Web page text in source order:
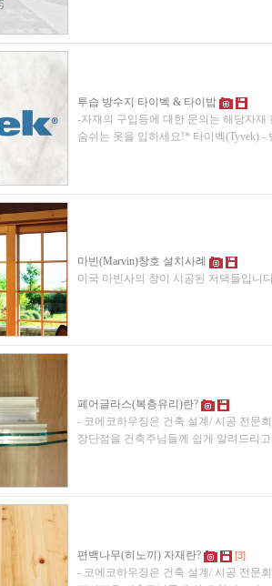
투습 방수지 타이벡 & 타이밥
-자재의 구입등에 대한 문의는 해당자재
숨쉬는 옷을 입히세요!* 타이벡(Tyvek) -
마빈(Marvin)창호 설치사례
미국 마빈사의 창이 시공된 저택들입니
페어글라스(복층유리)란?
- 코에코하우징은 건축 설계/ 시공 전문
장단점을 건축주님들께 쉽게 알려드리
편백나무(히노끼) 자재란? [3]
- 코에코하우징은 건축 설계/ 시공 전문